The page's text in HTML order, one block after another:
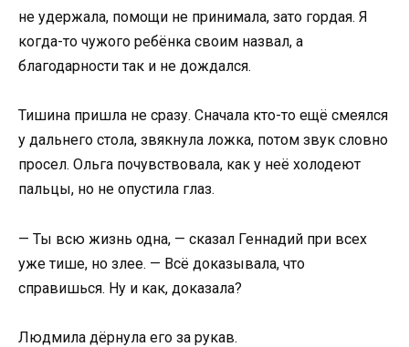
не удержала, помощи не принимала, зато гордая. Я
когда-то чужого ребёнка своим назвал, а
благодарности так и не дождался.
Тишина пришла не сразу. Сначала кто-то ещё смеялся
у дальнего стола, звякнула ложка, потом звук словно
просел. Ольга почувствовала, как у неё холодеют
пальцы, но не опустила глаз.
— Ты всю жизнь одна, — сказал Геннадий при всех
уже тише, но злее. — Всё доказывала, что
справишься. Ну и как, доказала?
Людмила дёрнула его за рукав.